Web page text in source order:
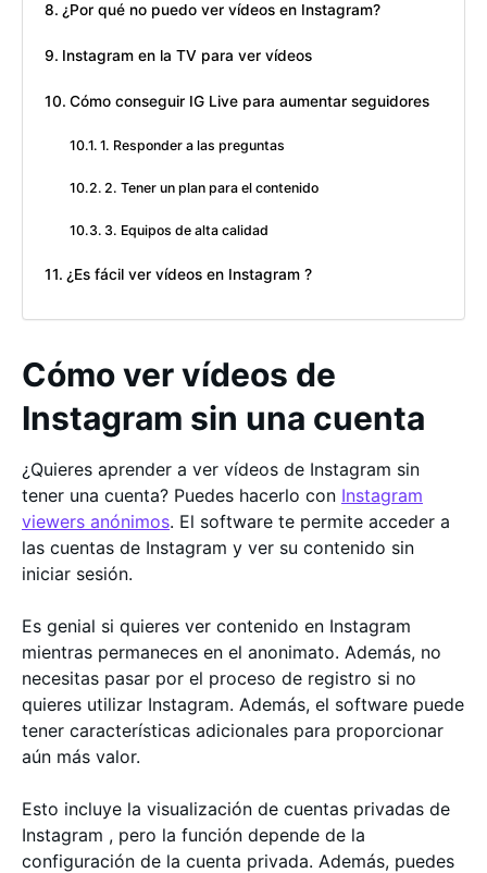
¿Por qué no puedo ver vídeos en Instagram?
Instagram en la TV para ver vídeos
Cómo conseguir IG Live para aumentar seguidores
1. Responder a las preguntas
2. Tener un plan para el contenido
3. Equipos de alta calidad
¿Es fácil ver vídeos en Instagram ?
Cómo ver vídeos de
Instagram sin una cuenta
¿Quieres aprender a ver vídeos de Instagram sin
tener una cuenta? Puedes hacerlo con Instagram
viewers anónimos. El software te permite acceder a
las cuentas de Instagram y ver su contenido sin
iniciar sesión.
Es genial si quieres ver contenido en Instagram
mientras permaneces en el anonimato. Además, no
necesitas pasar por el proceso de registro si no
quieres utilizar Instagram. Además, el software puede
tener características adicionales para proporcionar
aún más valor.
Esto incluye la visualización de cuentas privadas de
Instagram , pero la función depende de la
configuración de la cuenta privada. Además, puedes